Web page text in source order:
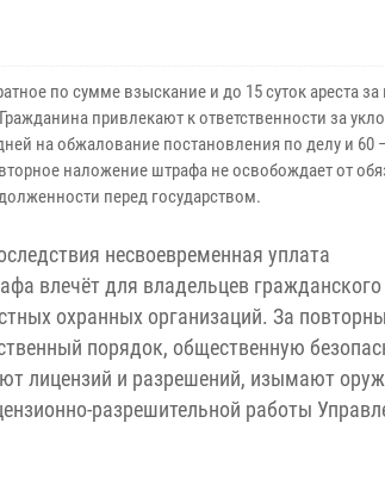
по сумме взыскание и до 15 суток ареста за
привлекают к ответственности за
на обжалование постановления по делу и 60
наложение штрафа не освобождает от
перед государством.
несвоевременная уплата
влечёт для владельцев гражданского
охранных организаций. За
порядок, общественную
лицензий и разрешений, изымают
разрешительной работы